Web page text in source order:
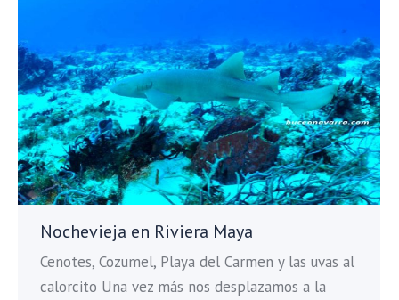
Nochevieja en Riviera Maya
Cenotes, Cozumel, Playa del Carmen y las uvas al
calorcito Una vez más nos desplazamos a la